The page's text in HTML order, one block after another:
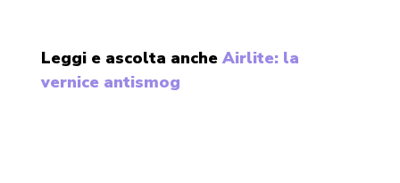
Leggi e ascolta anche Airlite: la
vernice antismog